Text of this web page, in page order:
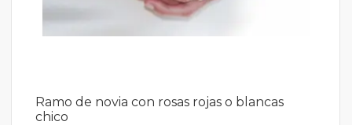
Ramo de novia con rosas rojas o blancas
chico